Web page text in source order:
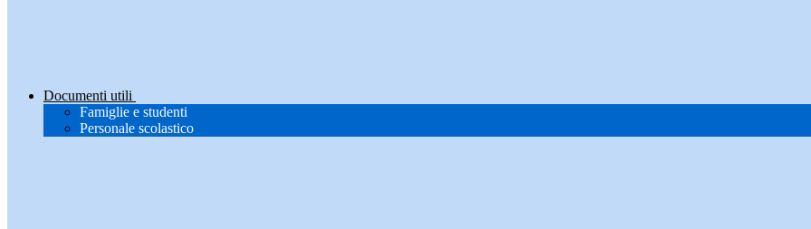
Documenti utili
Famiglie e studenti
Personale scolastico